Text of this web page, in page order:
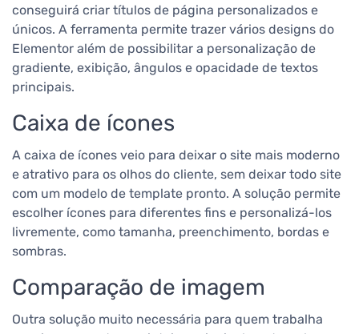
conseguirá criar títulos de página personalizados e
únicos. A ferramenta permite trazer vários designs do
Elementor além de possibilitar a personalização de
gradiente, exibição, ângulos e opacidade de textos
principais.
Caixa de ícones
A caixa de ícones veio para deixar o site mais moderno
e atrativo para os olhos do cliente, sem deixar todo site
com um modelo de template pronto. A solução permite
escolher ícones para diferentes fins e personalizá-los
livremente, como tamanha, preenchimento, bordas e
sombras.
Comparação de imagem
Outra solução muito necessária para quem trabalha